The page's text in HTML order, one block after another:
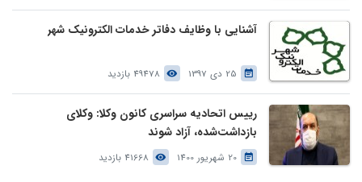
آشنایی با وظایف دفاتر خدمات الکترونیک شهر
25 دی 1397 49478 بازدید
رییس اتحادیه سراسری کانون وکلا: وکلای
بازداشت‌شده، آزاد شوند
20 شهریور 1400 41668 بازدید